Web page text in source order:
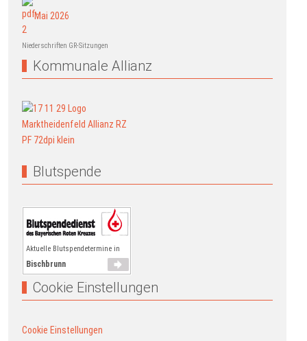
Mai 2026
Niederschriften GR-Sitzungen
Kommunale Allianz
Blutspende
Aktuelle Blutspendetermine in
Bischbrunn
Cookie Einstellungen
Cookie Einstellungen